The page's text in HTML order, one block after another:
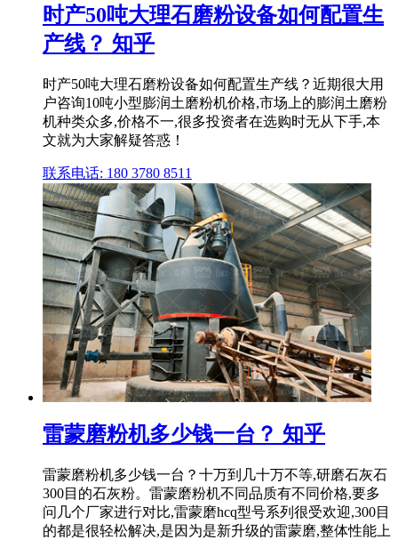
时产50吨大理石磨粉设备如何配置生
产线？ 知乎
时产50吨大理石磨粉设备如何配置生产线？近期很大用
户咨询10吨小型膨润土磨粉机价格,市场上的膨润土磨粉
机种类众多,价格不一,很多投资者在选购时无从下手,本
文就为大家解疑答惑！
联系电话: 180 3780 8511
雷蒙磨粉机多少钱一台？ 知乎
雷蒙磨粉机多少钱一台？十万到几十万不等,研磨石灰石
300目的石灰粉。雷蒙磨粉机不同品质有不同价格,要多
问几个厂家进行对比,雷蒙磨hcq型号系列很受欢迎,300目
的都是很轻松解决,是因为是新升级的雷蒙磨,整体性能上